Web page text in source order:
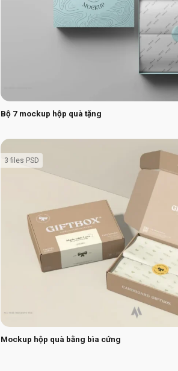
Bộ 7 mockup hộp quà tặng
Mockup hộp quà bằng bìa cứng
3 files PSD